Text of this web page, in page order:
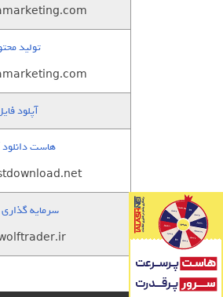
تولید
آپلود
هاست دانلود
سرمایه گذاری